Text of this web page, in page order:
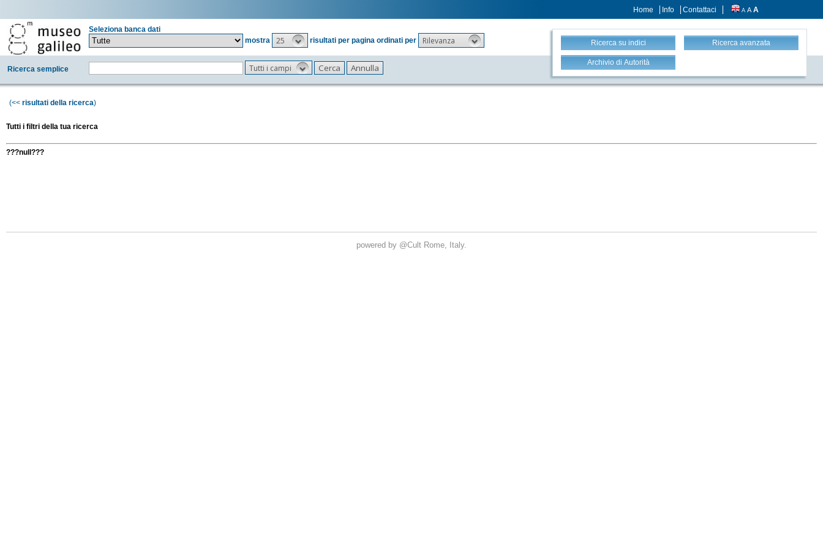
Home Info Contattaci A A A
Seleziona banca dati
mostra
25 risultati per pagina ordinati per Rilevanza
Ricerca semplice Tutti i campi
Ricerca su indici Ricerca avanzata
Archivio di Autorità
(<< risultati della ricerca)
Tutti i filtri della tua ricerca
???null???
powered by @Cult Rome, Italy.